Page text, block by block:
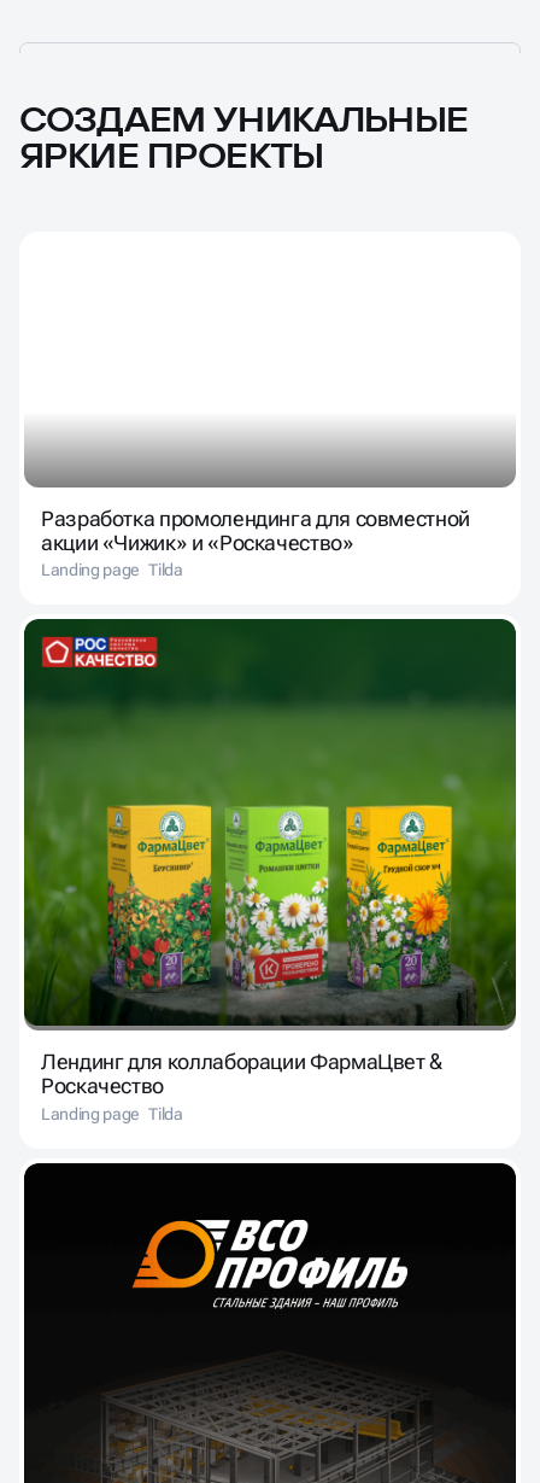
СОЗДАЕМ УНИКАЛЬНЫЕ
ЯРКИЕ ПРОЕКТЫ
Разработка промолендинга для совместной
акции «Чижик» и «Роскачество»
Landing page Tilda
Лендинг для коллаборации ФармаЦвет &
Роскачество
Landing page Tilda